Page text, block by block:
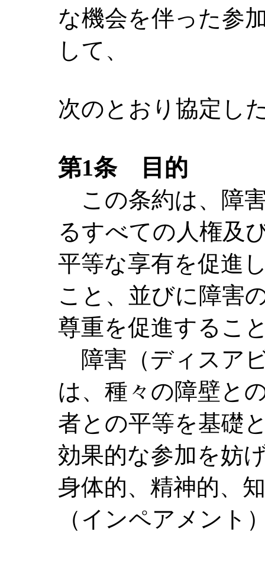
な機会を伴った参
して、
次のとおり協定し
第1条 目的
この条約は、障
るすべての人権及
平等な享有を促進
こと、並びに障害
尊重を促進するこ
障害（ディスア
は、種々の障壁と
者との平等を基礎
効果的な参加を妨
身体的、精神的、
（インペアメント